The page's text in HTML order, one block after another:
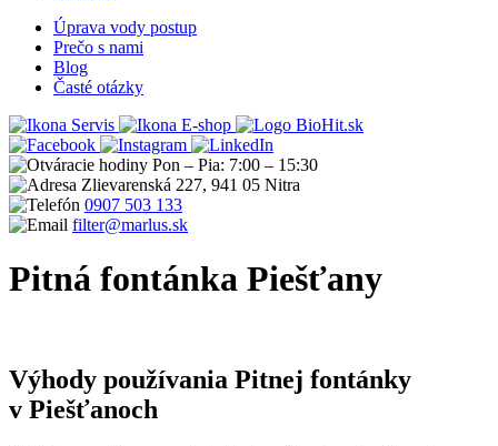
Úprava vody postup
Prečo s nami
Blog
Časté otázky
Servis
E-shop
Pon – Pia: 7:00 – 15:30
Zlievarenská 227, 941 05 Nitra
0907 503 133
filter@marlus.sk
Pitná fontánka Piešťany
Výhody používania Pitnej fontánky
v Piešťanoch